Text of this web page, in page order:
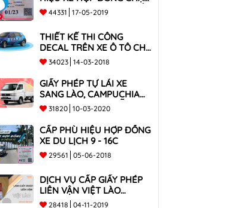
BECAR, GRABCAR GIÁ RẺ
NHẤT
44331 17-05-2019
THIẾT KẾ THI CÔNG
DECAL TRÊN XE Ô TÔ CHO
CÔNG TY
34023 14-03-2018
GIẤY PHÉP TỰ LÁI XE
SANG LÀO, CAMPUCHIA
CHO XE DƯỚI 9 CHỖ VÀ
XE BÁN TẢI
31820 10-03-2020
CẤP PHÙ HIỆU HỢP ĐỒNG
XE DU LỊCH 9 - 16C
29561 05-06-2018
DỊCH VỤ CẤP GIẤY PHÉP
LIÊN VẬN VIỆT LÀO
NHANH CHÓNG , UY TÍN
28418 04-11-2019